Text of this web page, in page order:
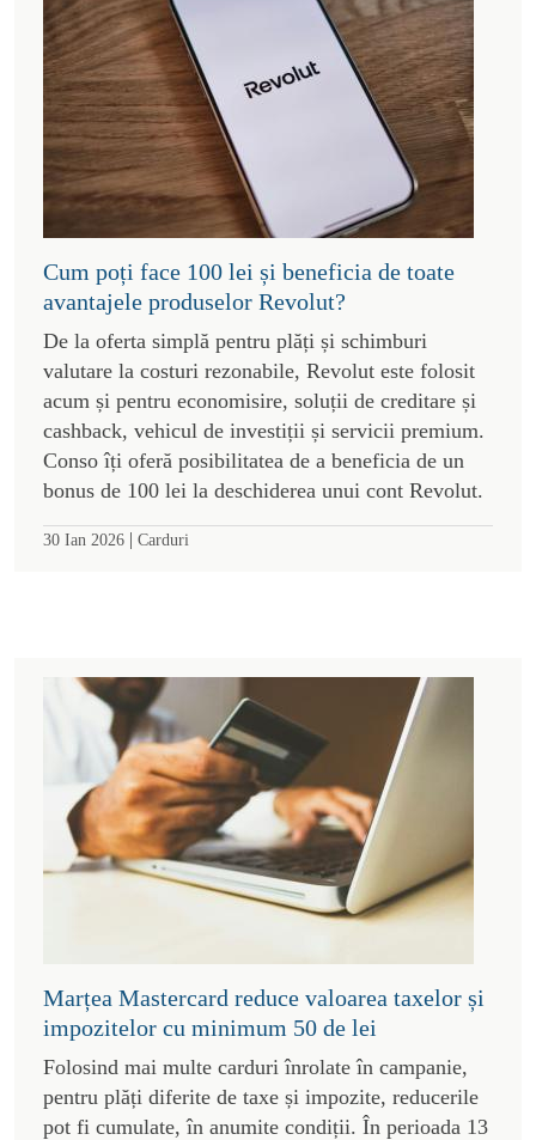
Cum poți face 100 lei și beneficia de toate
avantajele produselor Revolut?
De la oferta simplă pentru plăți și schimburi
valutare la costuri rezonabile, Revolut este folosit
acum și pentru economisire, soluții de creditare și
cashback, vehicul de investiții și servicii premium.
Conso îți oferă posibilitatea de a beneficia de un
bonus de 100 lei la deschiderea unui cont Revolut.
30 Ian 2026 | Carduri
Marțea Mastercard reduce valoarea taxelor și
impozitelor cu minimum 50 de lei
Folosind mai multe carduri înrolate în campanie,
pentru plăți diferite de taxe și impozite, reducerile
pot fi cumulate, în anumite condiții. În perioada 13